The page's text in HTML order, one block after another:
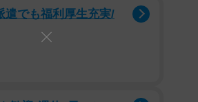
遣でも福利厚生充実/